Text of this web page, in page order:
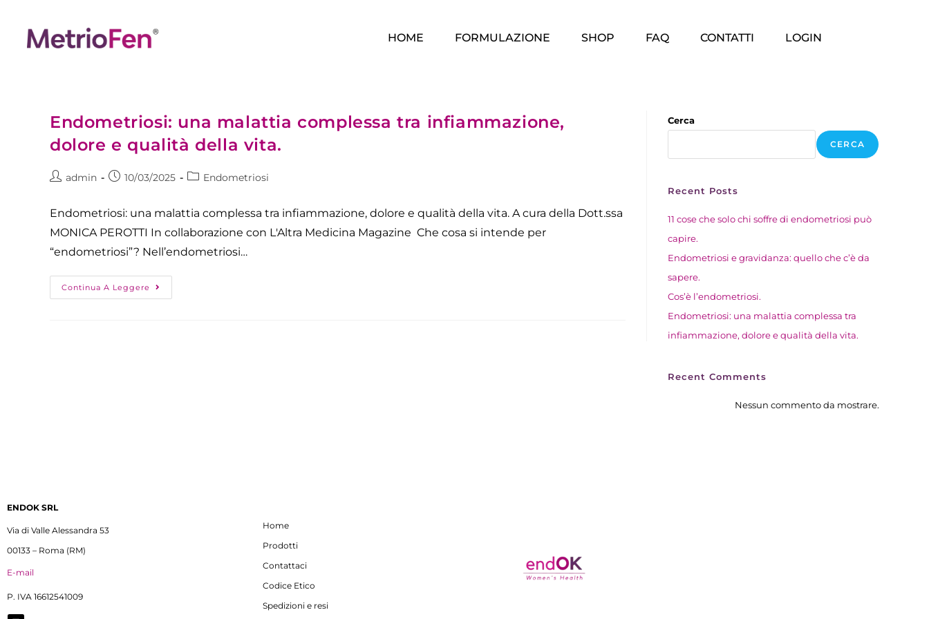
HOME FORMULAZIONE SHOP FAQ CONTATTI LOGIN
Endometriosi: una malattia complessa tra infiammazione,
dolore e qualità della vita.​
admin 10/03/2025 Endometriosi
Endometriosi: una malattia complessa tra infiammazione, dolore e qualità della vita. A cura della Dott.ssa
MONICA PEROTTI In collaborazione con L'Altra Medicina Magazine Che cosa si intende per
“endometriosi”? Nell’endometriosi…
Continua A Leggere
Cerca
CERCA
Recent Posts
11 cose che solo chi soffre di endometriosi può
capire.
Endometriosi e gravidanza: quello che c’è da
sapere.
Cos’è l’endometriosi.
Endometriosi: una malattia complessa tra
infiammazione, dolore e qualità della vita.​
Recent Comments
Nessun commento da mostrare.
ENDOK SRL
Via di Valle Alessandra 53
00133 – Roma (RM)
E-mail
P. IVA 16612541009
Home
Prodotti
Contattaci
Codice Etico
Spedizioni e resi